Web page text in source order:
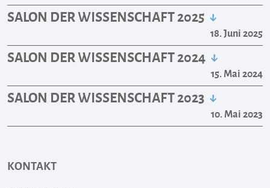
SALON DER WISSENSCHAFT 2025
18. Juni 2025
SALON DER WISSENSCHAFT 2024
15. Mai 2024
SALON DER WISSENSCHAFT 2023
10. Mai 2023
KONTAKT